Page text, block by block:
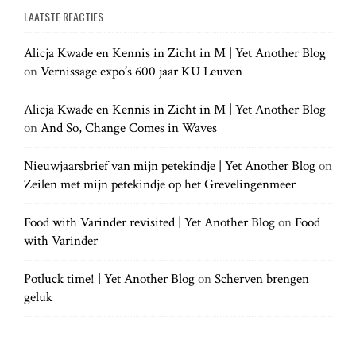
r
h
f
r
:
h
LAATSTE REACTIES
Alicja Kwade en Kennis in Zicht in M | Yet Another Blog
onVernissage expo’s 600 jaar KU Leuven
Alicja Kwade en Kennis in Zicht in M | Yet Another Blog
onAnd So, Change Comes in Waves
Nieuwjaarsbrief van mijn petekindje | Yet Another Blogon
Zeilen met mijn petekindje op het Grevelingenmeer
Food with Varinder revisited | Yet Another BlogonFood
with Varinder
Potluck time! | Yet Another BlogonScherven brengen
geluk